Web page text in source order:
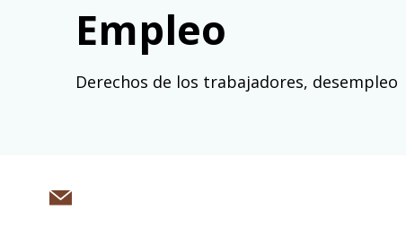
Empleo
Derechos de los trabajadores, desempleo
Share